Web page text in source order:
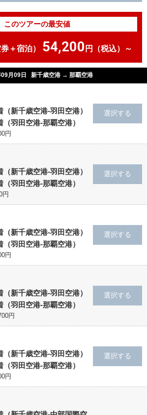
このツアーの最安値
＋宿泊） 54,200 円（税込）～
月09日 新千歳空港 → 那覇空港
新千歳空港‐羽田空港）
羽田空港‐那覇空港）
円
新千歳空港‐羽田空港）
羽田空港‐那覇空港）
円
新千歳空港‐羽田空港）
羽田空港‐那覇空港）
円
新千歳空港‐羽田空港）
羽田空港‐那覇空港）
円
新千歳空港‐羽田空港）
羽田空港‐那覇空港）
円